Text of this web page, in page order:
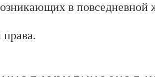
в повседневной